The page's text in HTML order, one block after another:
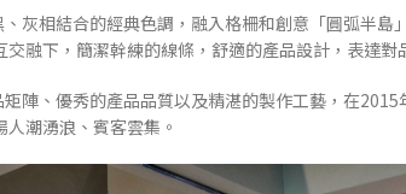
灰相結合的經典色調，融入格柵和創意「圓弧半島
融下，簡潔幹練的線條，舒適的產品設計，表達對
陣、優秀的產品品質以及精湛的製作工藝，在
潮湧浪、賓客雲集。